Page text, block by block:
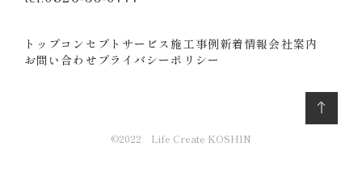
トップコンセプト サービス施工事例新着情報会社案内
お問い合わせ プライバシーポリシー
©2022 Life Create KOSHIN